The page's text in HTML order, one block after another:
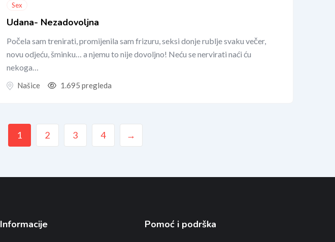
Sex
Udana- Nezadovoljna
Počela sam trenirati, promijenila sam frizuru, seksi donje rublje svaku večer,
novu odjeću, šminku… a njemu to nije dovoljno! Neću se nervirati naći ću
nekoga…
Našice 1.695 pregleda
1 2 3 4 →
Informacije Pomoć i podrška